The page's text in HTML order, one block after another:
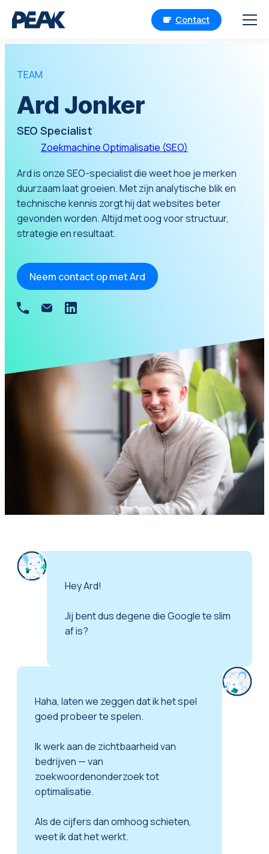
Contact
TEAM
Ard Jonker
SEO Specialist
Zoekmachine Optimalisatie (SEO)
Ard is onze SEO-specialist die weet hoe je merken
duurzaam laat groeien. Met zijn analytische blik en
technische kennis zorgt hij dat websites beter
gevonden worden. Altijd met oog voor structuur,
strategie en resultaat.
Neem contact op met Ard
Hey Ard!
Jij bent dus degene die Google te slim
af is?
Haha, laten we zeggen dat ik het spel
goed probeer te spelen.
Ik werk aan de zichtbaarheid van
bedrijven — van
zoekwoordenonderzoek tot
optimalisatie.
Als de cijfers dan omhoog schieten,
weet ik dat het werkt.